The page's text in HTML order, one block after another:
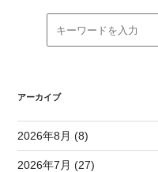
アーカイブ
2026年8月 (8)
2026年7月 (27)